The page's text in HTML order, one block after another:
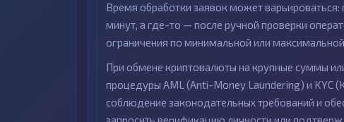
Время обработки заявок может варьироваться:
минут, а где-то — после ручной проверки
ограничения по минимальной или
При обмене криптовалюты на крупные суммы
процедуры AML (Anti-Money Laundering) и KYC
соблюдение законодательных требований и